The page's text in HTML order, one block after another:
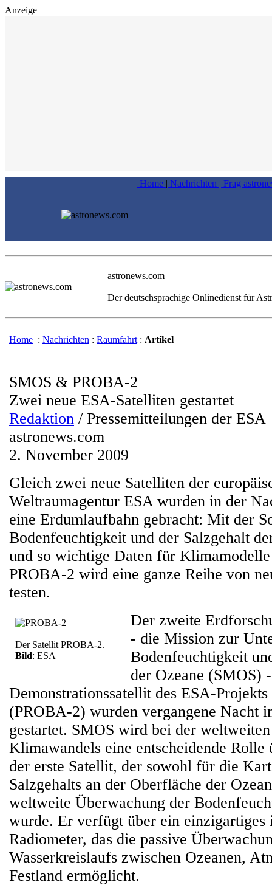
Anzeige
Home | Nachrichten | Frag
astronews.com
Der deutschsprachige Onlinedienst für
Home : Nachrichten : Raumfahrt : Artikel
SMOS & PROBA-2
Zwei neue ESA-Satelliten gestartet
Redaktion / Pressemitteilungen der ESA
astronews.com
2. November 2009
Gleich zwei neue Satelliten der
Weltraumagentur ESA wurden in der
eine Erdumlaufbahn gebracht: Mit der
Bodenfeuchtigkeit und der Salzgehalt
und so wichtige Daten für
PROBA-2 wird eine ganze Reihe von
testen.
Der Satellit PROBA-2.
Bild: ESA
Der zweite
- die Mission zur
Bodenfeuchtigkeit
der Ozeane (SMOS)
Demonstrationssatellit des ESA-
(PROBA-2) wurden vergangene Nacht
gestartet. SMOS wird bei der
Klimawandels eine entscheidende Rolle
der erste Satellit, der sowohl für die
Salzgehalts an der Oberfläche der
weltweite Überwachung der
wurde. Er verfügt über ein einzigartiges
Radiometer, das die passive
Wasserkreislaufs zwischen Ozeanen,
Festland ermöglicht.